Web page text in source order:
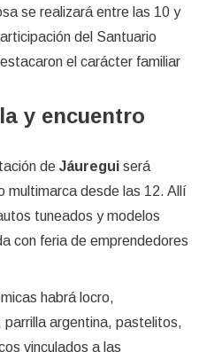
se realizará entre las 10 y
del Santuario
el carácter familiar
y encuentro
de Jáuregui será
multimarca desde las 12. Allí
tuneados y modelos
con feria de emprendedores
habrá locro,
argentina, pastelitos,
vinculados a las